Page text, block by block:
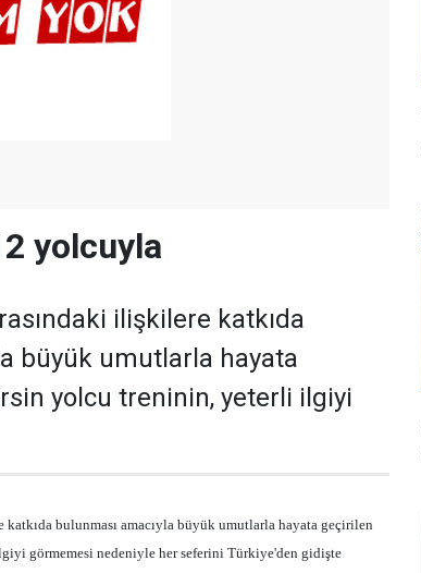
yolcuyla
ilişkilere katkıda
büyük umutlarla hayata
yolcu treninin, yeterli ilgiyi
bulunması amacıyla büyük umutlarla hayata geçirilen
görmemesi nedeniyle her seferini Türkiye'den gidişte